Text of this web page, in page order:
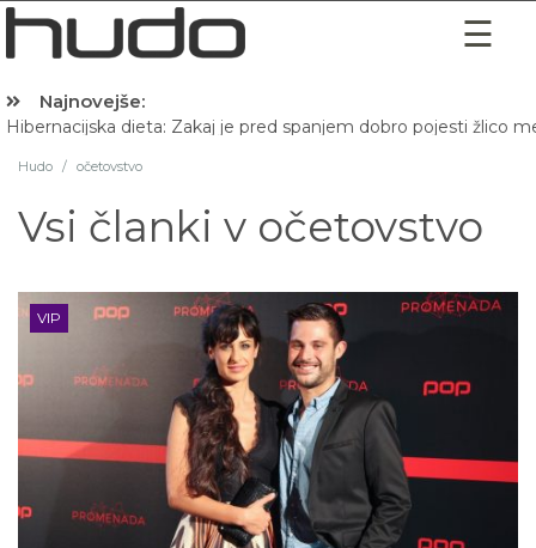
Najnovejše:
Hibernacijska dieta: Zakaj je pred spanjem dobro pojesti žlico
Hudo / očetovstvo
Vsi članki v očetovstvo
VIP